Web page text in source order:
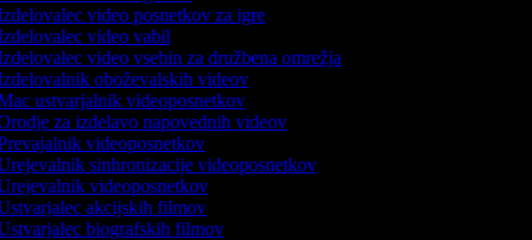
video posnetkov za igre
video vabil
video vsebin za družbena omrežja
oboževalskih videov
ustvarjalnik videoposnetkov
za izdelavo napovednih videov
videoposnetkov
sinhronizacije videoposnetkov
videoposnetkov
akcijskih filmov
biografskih filmov